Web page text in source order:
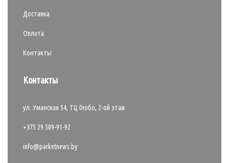
Доставка
Оплата
Контакты
Контакты
ул. Уманская 54, ТЦ Глобо, 2-ой этаж
+375 29 509-91-92
info@parketnews.by